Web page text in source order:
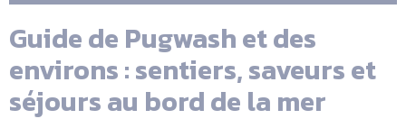
Guide de Pugwash et des
environs : sentiers, saveurs et
séjours au bord de la mer